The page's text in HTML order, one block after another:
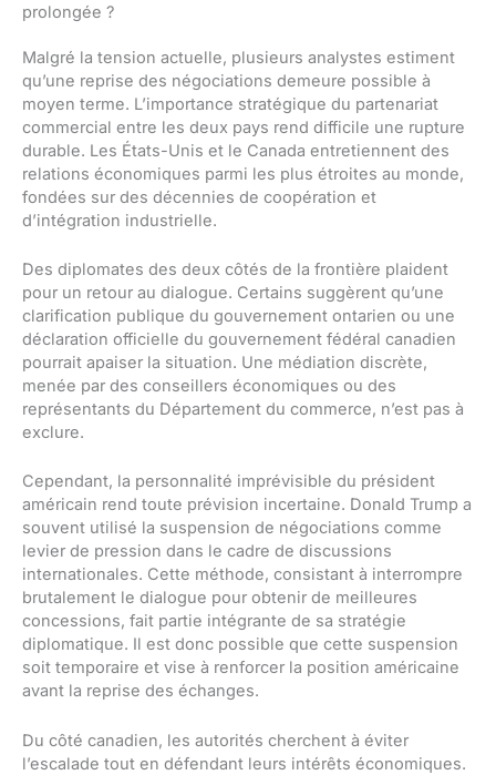
prolongée ?
Malgré la tension actuelle, plusieurs analystes estiment
qu’une reprise des négociations demeure possible à
moyen terme. L’importance stratégique du partenariat
commercial entre les deux pays rend difficile une rupture
durable. Les États-Unis et le Canada entretiennent des
relations économiques parmi les plus étroites au monde,
fondées sur des décennies de coopération et
d’intégration industrielle.
Des diplomates des deux côtés de la frontière plaident
pour un retour au dialogue. Certains suggèrent qu’une
clarification publique du gouvernement ontarien ou une
déclaration officielle du gouvernement fédéral canadien
pourrait apaiser la situation. Une médiation discrète,
menée par des conseillers économiques ou des
représentants du Département du commerce, n’est pas à
exclure.
Cependant, la personnalité imprévisible du président
américain rend toute prévision incertaine. Donald Trump a
souvent utilisé la suspension de négociations comme
levier de pression dans le cadre de discussions
internationales. Cette méthode, consistant à interrompre
brutalement le dialogue pour obtenir de meilleures
concessions, fait partie intégrante de sa stratégie
diplomatique. Il est donc possible que cette suspension
soit temporaire et vise à renforcer la position américaine
avant la reprise des échanges.
Du côté canadien, les autorités cherchent à éviter
l’escalade tout en défendant leurs intérêts économiques.